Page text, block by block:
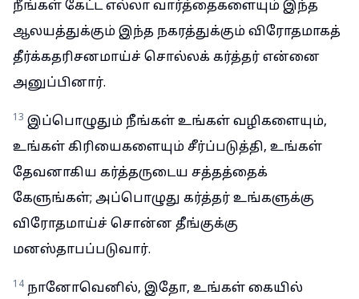
நீங்கள் கேட்ட எல்லா வார்த்தைகளையும் இந்த
ஆலயத்துக்கும் இந்த நகரத்துக்கும் விரோதமாகத்
தீர்க்கதரிசனமாய்ச் சொல்லக் கர்த்தர் என்னை
அனுப்பினார்.
13 இப்பொழுதும் நீங்கள் உங்கள் வழிகளையும்,
உங்கள் கிரியைகளையும் சீர்ப்படுத்தி, உங்கள்
தேவனாகிய கர்த்தருடைய சத்தத்தைக்
கேளுங்கள்; அப்பொழுது கர்த்தர் உங்களுக்கு
விரோதமாய்ச் சொன்ன தீங்குக்கு
மனஸ்தாபப்படுவார்.
14 நானோவெனில், இதோ, உங்கள் கையில்